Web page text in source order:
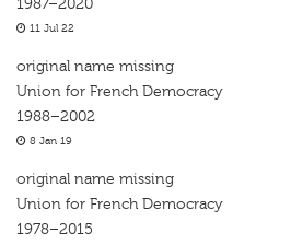
1987–2020
11 Jul 22
original name missing
Union for French Democracy
1988–2002
8 Jan 19
original name missing
Union for French Democracy
1978–2015